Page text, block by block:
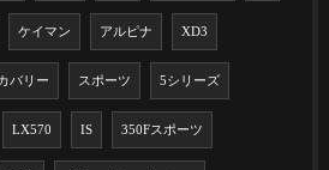
ケイマン アルピナ XD3
バリー スポーツ 5シリーズ
LX570 IS 350Fスポーツ